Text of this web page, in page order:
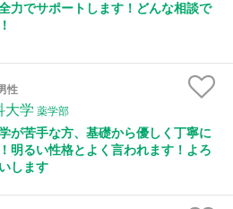
力でサポートします！どんな相談で
性
大学 薬学部
が苦手な方、基礎から優しく丁寧に
明るい性格とよく言われます！よろ
します